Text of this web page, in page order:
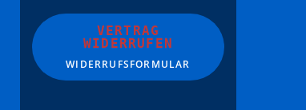
VERTRAG
WIDERRUFEN
WIDERRUFSFORMULAR